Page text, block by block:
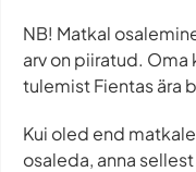
NB! Matkal
arv on piiratud.
tulemist Fientas ära
Kui oled end
osaleda, anna